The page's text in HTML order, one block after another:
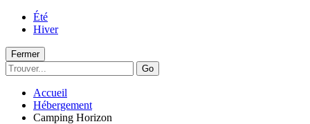
Été
Hiver
Fermer
Go
Accueil
Hébergement
Camping Horizon